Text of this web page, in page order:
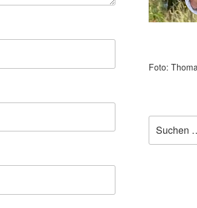
Foto:
nach: